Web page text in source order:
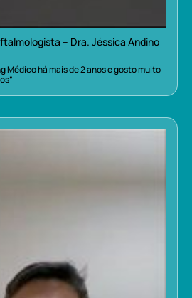
– Dra. Jéssica Andino
Médico há mais de 2 anos e gosto muito